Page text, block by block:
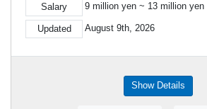
Salary 9 million yen ~ 13 million yen
Updated August 9th, 2026
Show Details